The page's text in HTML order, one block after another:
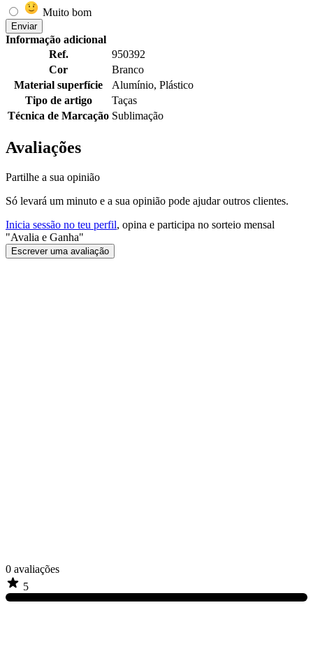
Muito bom
Enviar
Informação adicional
Ref.
950392
Cor
Branco
Material superfície
Alumínio, Plástico
Tipo de artigo
Taças
Técnica de Marcação Sublimação
Avaliações
Partilhe a sua opinião
Só levará um minuto e a sua opinião pode ajudar outros clientes.
Inicia sessão no teu perfil, opina e participa no sorteio mensal
"Avalia e Ganha"
Escrever uma avaliação
0 avaliações
5